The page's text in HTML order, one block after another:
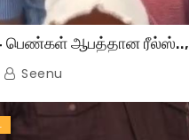
பெண்கள் ஆபத்தான ரீல்ஸ்..,
Seenu